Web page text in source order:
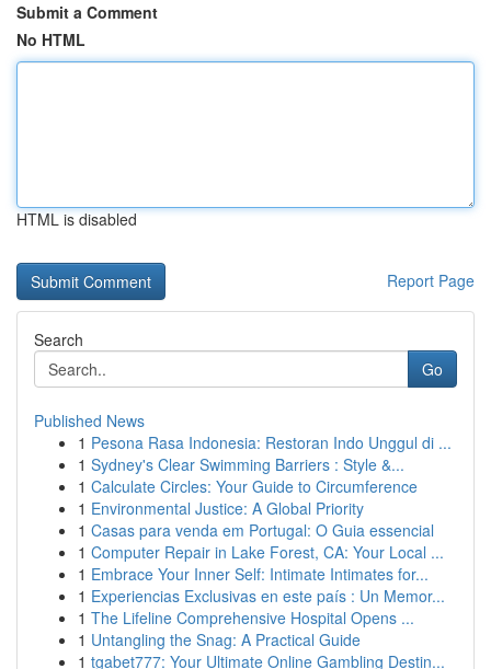
Submit a Comment
No HTML
HTML is disabled
Report Page
Search
Go
Published News
1 Pesona Rasa Indonesia: Restoran Indo Unggul di ...
1 Sydney's Clear Swimming Barriers : Style &...
1 Calculate Circles: Your Guide to Circumference
1 Environmental Justice: A Global Priority
1 Casas para venda em Portugal: O Guia essencial
1 Computer Repair in Lake Forest, CA: Your Local ...
1 Embrace Your Inner Self: Intimate Intimates for...
1 Experiencias Exclusivas en este país : Un Memor...
1 The Lifeline Comprehensive Hospital Opens ...
1 Untangling the Snag: A Practical Guide
1 tgabet777: Your Ultimate Online Gambling Destin...